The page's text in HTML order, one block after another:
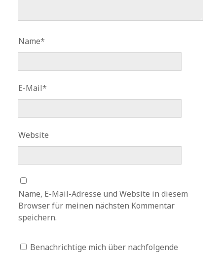
Name*
E-Mail*
Website
Name, E-Mail-Adresse und Website in diesem
Browser für meinen nächsten Kommentar
speichern.
Benachrichtige mich über nachfolgende